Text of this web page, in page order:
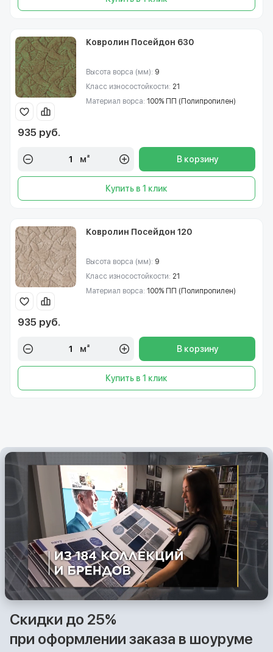
Ковролин Посейдон 630
Высота ворса (мм): 9
Класс износостойкости: 21
Материал ворса: 100% ПП (Полипропилен)
935 руб.
м² В корзину
Купить в 1 клик
Ковролин Посейдон 120
Высота ворса (мм): 9
Класс износостойкости: 21
Материал ворса: 100% ПП (Полипропилен)
935 руб.
м² В корзину
Купить в 1 клик
Скидки до 25%
при оформлении заказа в шоуруме